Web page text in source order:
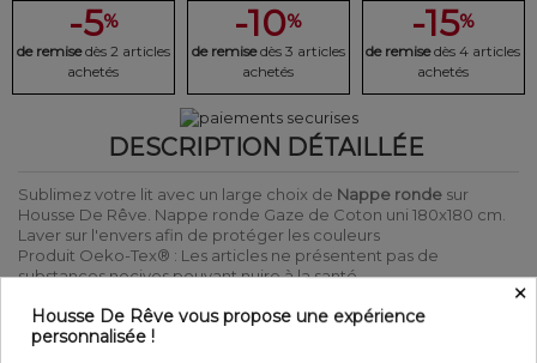
-5%
de remise dès 2 articles
achetés
-10%
de remise dès 3 articles
achetés
-15%
de remise dès 4 articles
achetés
DESCRIPTION DÉTAILLÉE
Sublimez votre lit avec un large choix de Nappe ronde sur
Housse De Rêve. Nappe ronde Gaze de Coton uni 180x180 cm.
Laver sur l'envers afin de protéger les couleurs
Produit Oeko-Tex® : Les articles ne présentent pas de
substances nocives pouvant nuire à la santé.
Détail
Matière : 100% Gaze de Coton
×
Housse De Rêve vous propose une expérience
personnalisée !